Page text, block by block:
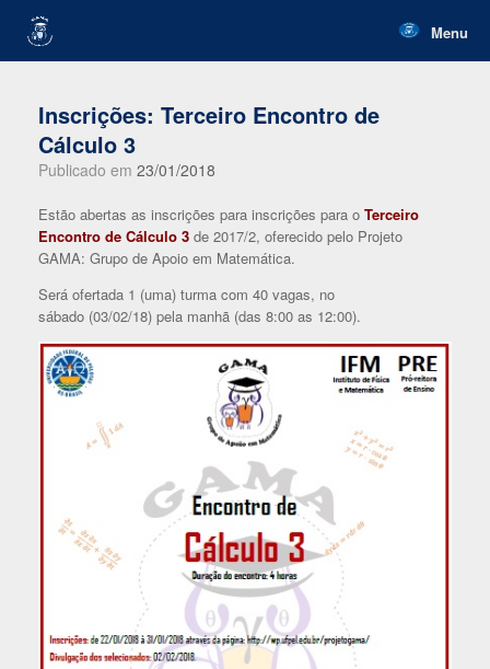
content
Menu
Inscrições: Terceiro Encontro de
Cálculo 3
Publicado em 23/01/2018
Estão abertas as inscrições para inscrições para o Terceiro
Encontro de Cálculo 3 de 2017/2, oferecido pelo Projeto
GAMA: Grupo de Apoio em Matemática.
Será ofertada 1 (uma) turma com 40 vagas, no
sábado (03/02/18) pela manhã (das 8:00 as 12:00).